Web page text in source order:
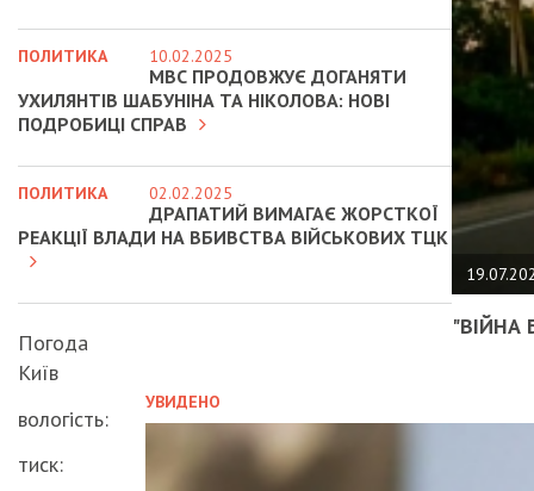
"ВІЙНА
УВИДЕНО
ПОЛИТИКА 10.02.2025
МВС ПРОДОВЖУЄ ДОГАНЯТИ
УХИЛЯНТІВ ШАБУНІНА ТА НІКОЛОВА: НОВІ
ПОДРОБИЦІ СПРАВ
ПОЛИТИКА 02.02.2025
ДРАПАТИЙ ВИМАГАЄ ЖОРСТКОЇ
РЕАКЦІЇ ВЛАДИ НА ВБИВСТВА ВІЙСЬКОВИХ ТЦК
Погода
Київ
вологість:
тиск: